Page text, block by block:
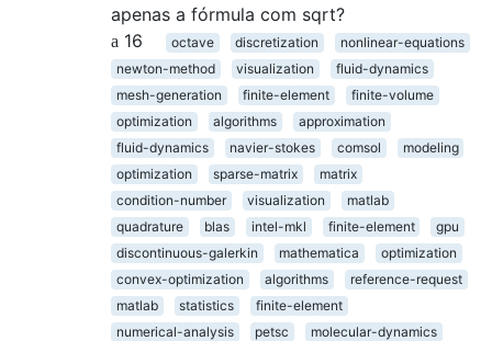
apenas a fórmula com sqrt?
16
octave discretization
nonlinear-equations
newton-method
visualization
fluid-dynamics
mesh-generation
finite-element
finite-volume
optimization
algorithms
approximation
fluid-dynamics
navier-stokes comsol
modeling
optimization
sparse-matrix
matrix
condition-number
visualization
matlab
quadrature
blas intel-mkl finite-element
gpu
discontinuous-galerkin
mathematica
optimization
convex-optimization
algorithms
reference-request
matlab
statistics
finite-element
numerical-analysis
petsc
molecular-dynamics